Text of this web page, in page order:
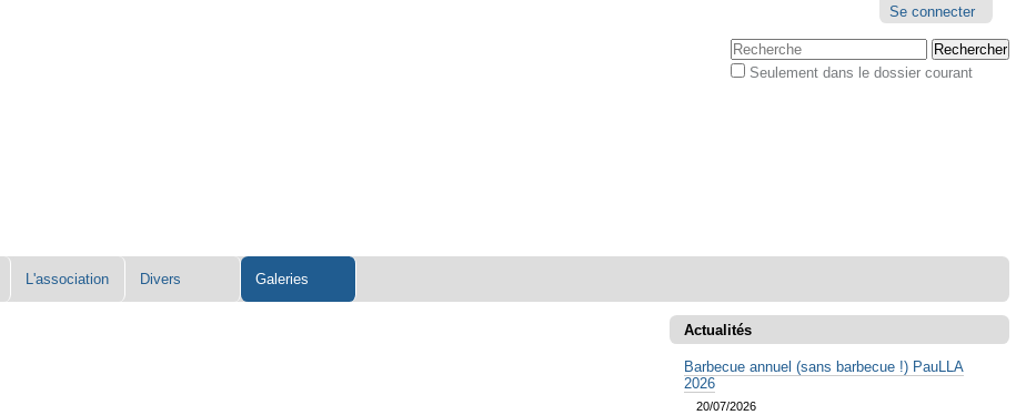
personnels
Se connecter
Chercher par
Seulement dans le dossier courant
L'association Divers Galeries
Actualités
Barbecue annuel (sans barbecue !) PauLLA
2026
20/07/2026